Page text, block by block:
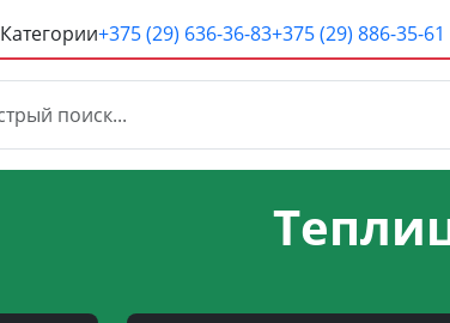
Категории+375 (29) 636-36-83+375 (29) 886-35-61